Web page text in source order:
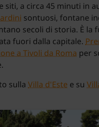
siti, a circa 45 minuti in
sontuosi, fontane
secoli di storia. È la
fuori dalla capitale.
a Tivoli da Roma per
sullaVilla d'Este e su